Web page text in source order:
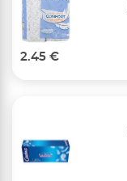
2.45 €